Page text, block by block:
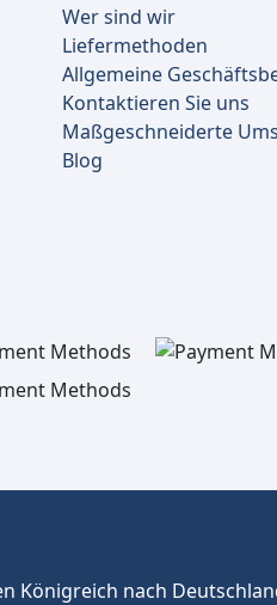
Wer sind wir
Liefermethoden
Allgemeine
Kontaktieren Sie uns
Maßgeschneiderte
Blog
Königreich nach